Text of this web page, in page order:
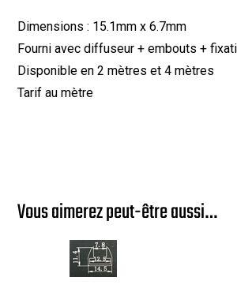
Dimensions : 15.1mm x 6.7mm
Fourni avec diffuseur + embouts +
Disponible en 2 mètres et 4 mètres
Tarif au mètre
Vous aimerez peut-être aussi…